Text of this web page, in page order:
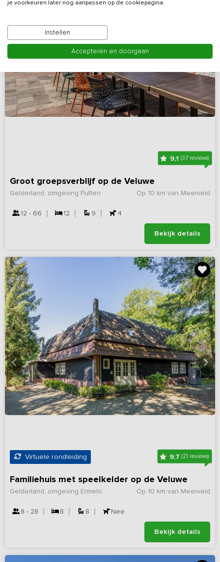
9,1(37 reviews)
Groot groepsverblijf op de Veluwe
Op 10 km van Meerveld
Gelderland, omgeving Putten
12 - 66 12 9 4
Bekijk details
Virtuele rondleiding 9,7(21 reviews)
Familiehuis met speelkelder op de Veluwe
Op 10 km van Meerveld
Gelderland, omgeving Ermelo
8 - 28 8 8 Nee
Bekijk details
je voorkeuren later nog aanpassen op de cookiepagina.
Instellen
Accepteren en doorgaan